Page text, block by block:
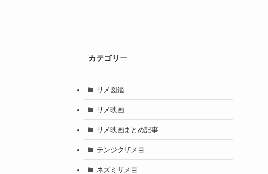
カテゴリー
サメ図鑑
サメ映画
サメ映画まとめ記事
テンジクザメ目
ネズミザメ目